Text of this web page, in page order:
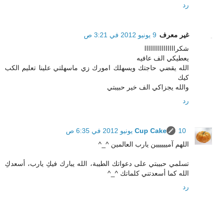
رد
غير معرف 9 يونيو 2012 في 3:21 ص
شكراااااااااااااااا
يعطيكي الف عافيه
الله يقضي حاجتك ويسهلك امورك زي ماسهلتي علينا تعليم الكب
كيك
والله يجزاكي الف خير حبيبتي
رد
Cup Cake
10 يونيو 2012 في 6:35 ص
اللهم آميييييين يارب العالمين ^_^
تسلمي حبيبتي على دعواتك الطيبة، الله يبارك فيكِ يارب، أسعدكِ
الله كما أسعدتني كلماتك ^_^
رد